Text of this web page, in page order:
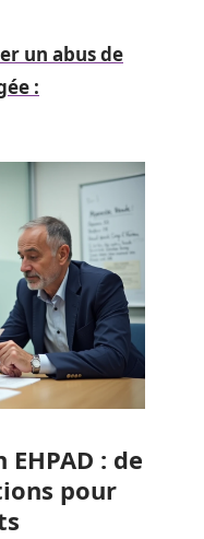
un abus de
:
: de
pour